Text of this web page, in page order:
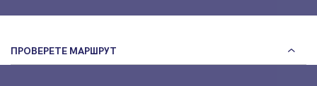
ПРОВЕРЕТЕ МАРШРУТ